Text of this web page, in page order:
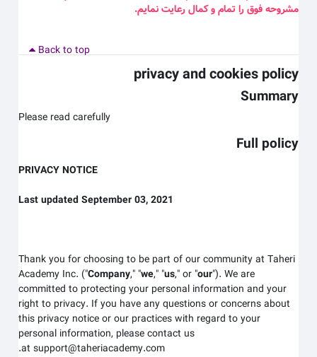
مشروحه فوق را تمام و کمال رعایت نمایم.
Back to top
privacy and cookies policy
Summary
Please read carefully
Full policy
PRIVACY NOTICE
Last updated September 03, 2021
Thank you for choosing to be part of our community at Taheri
Academy Inc.("Company," "we," "us," or "our "). We are
committed to protecting your personal information and your
right to privacy. If you have any questions or concerns about
this privacy notice or our practices with regard to your
personal information, please contact us
at support@taheriacademy.com.